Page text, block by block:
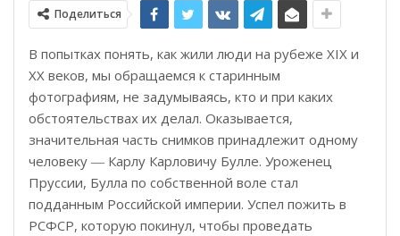
Поделиться
В попытках понять, как жили люди на рубеже XIX и
XX веков, мы обращаемся к старинным
фотографиям, не задумываясь, кто и при каких
обстоятельствах их делал. Оказывается,
значительная часть снимков принадлежит одному
человеку ― Карлу Карловичу Булле. Уроженец
Пруссии, Булла по собственной воле стал
подданным Российской империи. Успел пожить в
РСФСР, которую покинул, чтобы проведать